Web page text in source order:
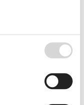
die kleinen
gastronomische
am meer